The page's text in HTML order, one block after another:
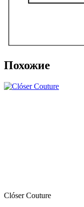
Похожие
Clóser Couture